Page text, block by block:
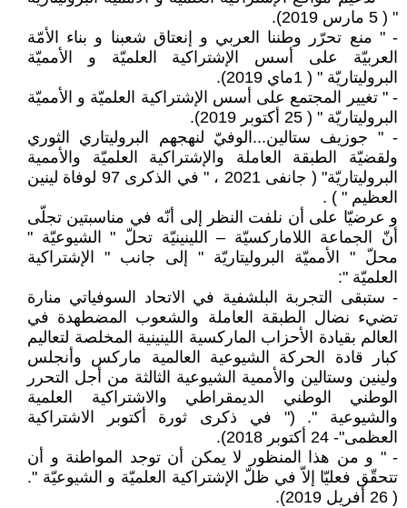
" ( 5 مارس 2019).
- " منع تحرّر وطننا العربي و إنعتاق شعبنا و بناء الأمّة
العربيّة على أسس الإشتراكية العلميّة و الأمميّة
البروليتاريّة " ( 1ماي 2019).
- " تغيير المجتمع على أسس الإشتراكية العلميّة و الأمميّة
البروليتاريّة " ( 25 أكتوبر 2019).
- " جوزيف ستالين...الوفيّ لنهجهم البروليتاري الثوري
ولقضيّة الطبقة العاملة والإشتراكية العلميّة والأممية
البروليتاريّة" ( جانفى 2021 ، " في الذكرى 97 لوفاة لينين
العظيم " ) .
و عرضيّا على أن نلفت النظر إلى أنّه في مناسبتين تجلّى
أنّ الجماعة اللاماركسيّة – اللينينيّة تحلّ " الشيوعيّة "
محلّ " الأمميّة البروليتاريّة " إلى جانب " الإشتراكية
العلميّة ":
- ستبقى التجربة البلشفية في الاتحاد السوفياتي منارة
تضيء نضال الطبقة العاملة والشعوب المضطهدة في
العالم بقيادة الأحزاب الماركسية اللينينية المخلصة لتعاليم
كبار قادة الحركة الشيوعية العالمية ماركس وأنجلس
ولينين وستالين والأممية الشيوعية الثالثة من أجل التحرر
الوطني الوطني الديمقراطي والاشتراكية العلمية
والشيوعية ". (" في ذكرى ثورة أكتوبر الاشتراكية
العظمى"- 24 أكتوبر 2018).
- " و من هذا المنظور لا يمكن أن توجد المواطنة و أن
تتحقّق فعليّا إلاّ في ظلّ الإشتراكية العلميّة و الشيوعيّة ".
( 26 أفريل 2019).